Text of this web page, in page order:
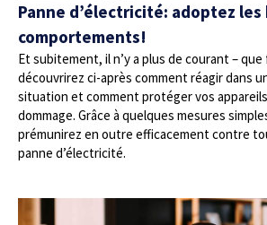
Panne d’électricité: adoptez les
comportements!
Et subitement, il n’y a plus de courant – que
découvrirez ci-après comment réagir dans
situation et comment protéger vos appareils
dommage. Grâce à quelques mesures
prémunirez en outre efficacement contre
panne d’électricité.